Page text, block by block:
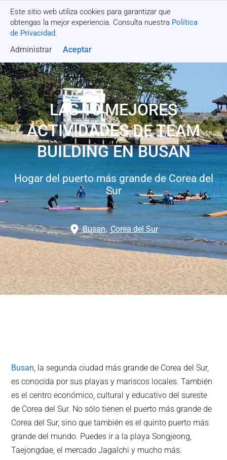
Este sitio web utiliza cookies para garantizar que
obtengas la mejor experiencia. Consulta nuestra Política
de Privacidad.
Administrar Aceptar
Recibe una cotización
LAS 10 MEJORES
ACTIVIDADES DE TEAM
BUILDING EN BUSAN
Hogar del puerto más grande de Corea del
Sur
Busan, Corea del Sur
Busan, la segunda ciudad más grande de Corea del Sur,
es conocida por sus playas y mariscos locales. También
es el centro económico, cultural y educativo del sureste
de Corea del Sur. No sólo tienen el puerto más grande de
Corea del Sur, sino que también es el quinto puerto más
grande del mundo. Puedes ir a la playa Songjeong,
Taejongdae, el mercado Jagalchi y mucho más.